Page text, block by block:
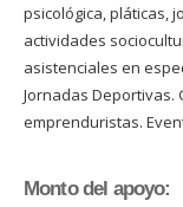
psicológica, pláticas,
actividades
asistenciales en
Jornadas Deportivas.
emprenduristas.
Monto del apoyo: